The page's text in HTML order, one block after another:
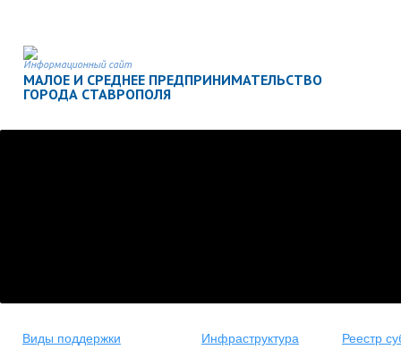
Информационный сайт
МАЛОЕ И СРЕДНЕЕ ПРЕДПРИНИМАТЕЛЬСТВО
ГОРОДА СТАВРОПОЛЯ
Виды поддержки Инфраструктура
Реестр